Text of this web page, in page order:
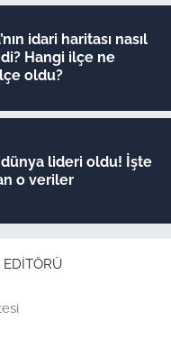
idari haritası nasıl
Hangi ilçe ne
oldu?
lideri oldu! İşte
o veriler